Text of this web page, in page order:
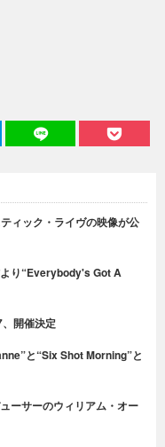
ィック・ライヴの映像が公
り“Everybody's Got A
、開催決定
と“Six Shot Morning”と
ーサーのウィリアム・オー